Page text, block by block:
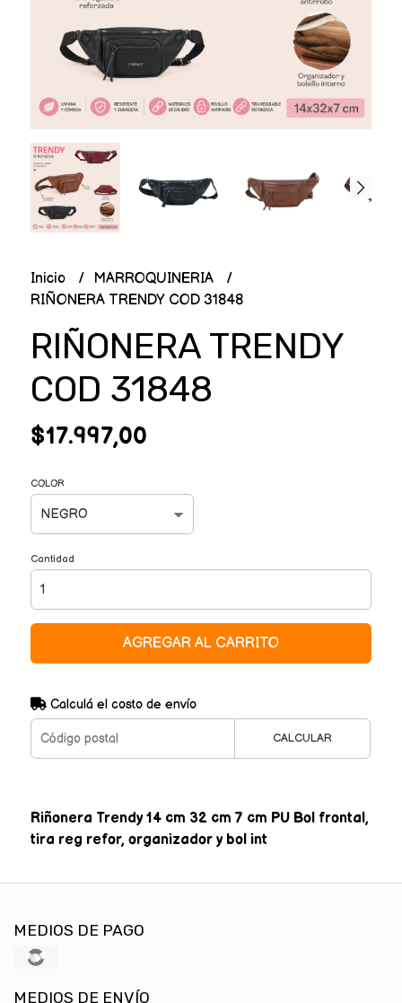
Inicio
MARROQUINERIA
RIÑONERA TRENDY COD 31848
RIÑONERA TRENDY
COD 31848
$17.997,00
COLOR
Cantidad
AGREGAR AL CARRITO
Calculá el costo de envío
CALCULAR
Riñonera Trendy 14 cm 32 cm 7 cm PU Bol frontal,
tira reg refor, organizador y bol int
MEDIOS DE PAGO
MEDIOS DE ENVÍO